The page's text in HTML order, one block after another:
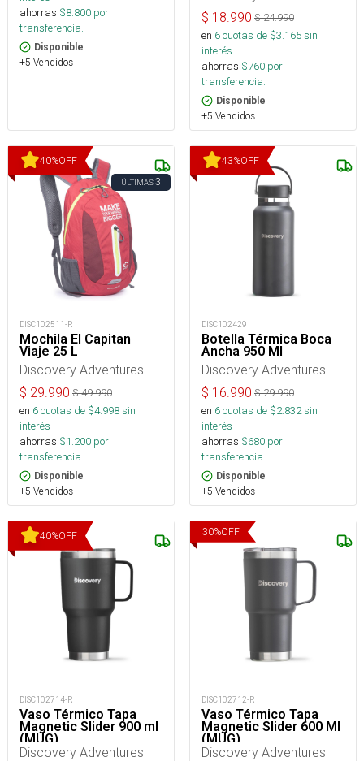
ahorras $8.800 por
transferencia.
Disponible
+5 Vendidos
$ 18.990 $24.990
en 6cuotas de $3.165sin
interés
ahorras $760 por
transferencia.
Disponible
+5 Vendidos
40%OFF
ÚLTIMAS3
DISC102511-R
Mochila El Capitan
Viaje 25 L
Discovery Adventures
$ 29.990 $49.990
en 6cuotas de $4.998sin
interés
ahorras $1.200 por
transferencia.
Disponible
+5 Vendidos
43%OFF
DISC102429
Botella Térmica Boca
Ancha 950 Ml
Discovery Adventures
$ 16.990 $29.990
en 6cuotas de $2.832sin
interés
ahorras $680 por
transferencia.
Disponible
+5 Vendidos
40%OFF
DISC102714-R
Vaso Térmico Tapa
Magnetic Slider 900 ml
(MUG)
Discovery Adventures
30%OFF
DISC102712-R
Vaso Térmico Tapa
Magnetic Slider 600 Ml
(MUG)
Discovery Adventures